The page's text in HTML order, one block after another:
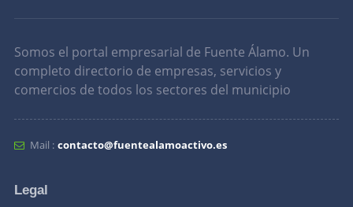
Somos el portal empresarial de Fuente Álamo. Un
completo directorio de empresas, servicios y
comercios de todos los sectores del municipio
Mail : contacto@fuentealamoactivo.es
Legal